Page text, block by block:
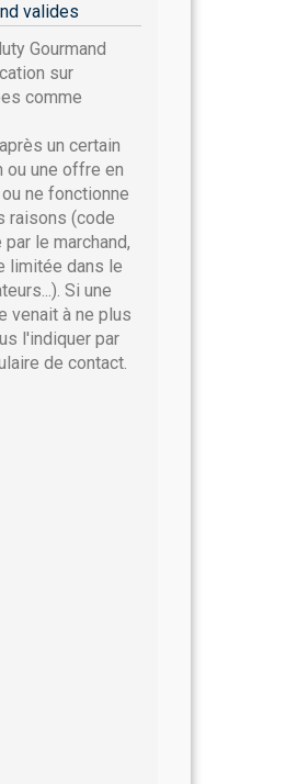
valides
Gourmand
sur
comme
un certain
ou une offre en
ne fonctionne
raisons (code
le marchand,
limitée dans le
Si une
venait à ne plus
l'indiquer par
de contact.